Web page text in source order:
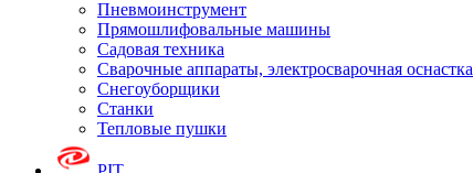
Пневмоинструмент
Прямошлифовальные машины
Садовая техника
Сварочные аппараты, электросварочная оснастка
Снегоуборщики
Станки
Тепловые пушки